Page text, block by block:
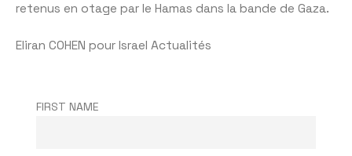
retenus en otage par le Hamas dans la bande de Gaza.
Eliran COHEN pour Israel Actualités
FIRST NAME